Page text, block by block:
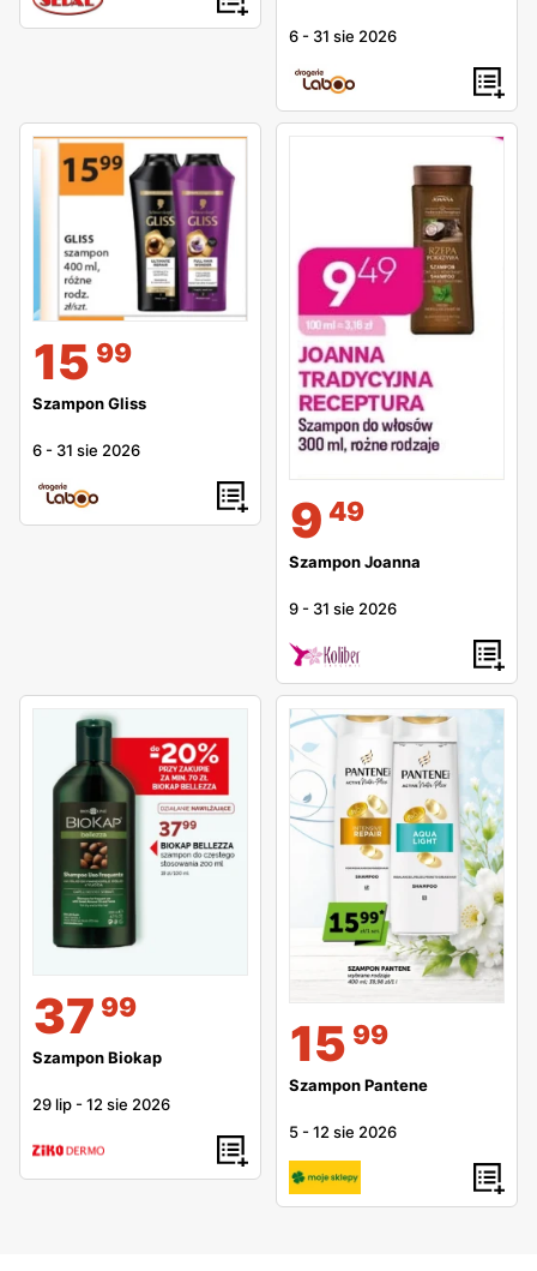
6 - 31 sie 2026
15 99
Szampon Gliss
6 - 31 sie 2026
9 49
Szampon Joanna
9 - 31 sie 2026
37 99
Szampon Biokap
29 lip -12 sie 2026
15 99
Szampon Pantene
5 -12 sie 2026